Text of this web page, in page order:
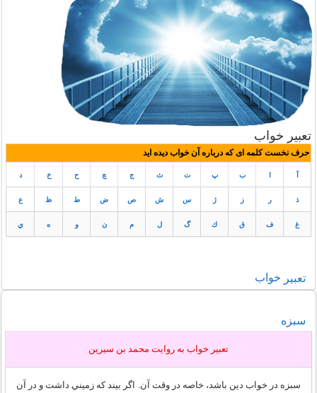
تعبیر خواب
حرف نخست کلمه ای که درباره آن خواب دیده اید
ب پ ت ث ج چ ح خ د
ذ ر ز ژ س ش ص ض ط ظ ع
غ ف ق ك گ ل م ن و ه ي
تعبير خواب
سبزه
تعبير خواب به روايت محمد بن سيرين
سبزه در خواب دين باشد، خاصه در وقت آن. اگر بيند كه زميني داشت و در آن